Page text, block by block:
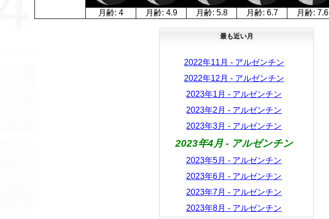
月齢: 4 月齢: 4.9 月齢: 5.8 月齢: 6.7 月齢: 7.6
最も近い月
2022年11月 - アルゼンチン
2022年12月 - アルゼンチン
2023年1月 - アルゼンチン
2023年2月 - アルゼンチン
2023年3月 - アルゼンチン
2023年4月 - アルゼンチン
2023年5月 - アルゼンチン
2023年6月 - アルゼンチン
2023年7月 - アルゼンチン
2023年8月 - アルゼンチン